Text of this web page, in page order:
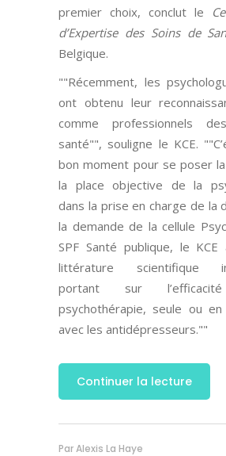
premier choix, conclut le
d’Expertise des Soins de
Belgique.
" Récemment, les
ont obtenu leur
comme professionnels
santé ", souligne le KCE. "
bon moment pour se poser
la place objective de la
dans la prise en charge de la
la demande de la cellule
SPF Santé publique, le KCE
littérature scientifique
portant sur
psychothérapie, seule ou en
avec les antidépresseurs. "
Continuer la lecture
ParAlexis La Haye